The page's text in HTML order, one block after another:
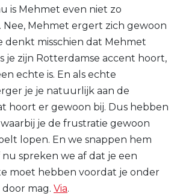
is Mehmet even niet zo
Nee, Mehmet ergert zich gewoon
denkt misschien dat Mehmet
je zijn Rotterdamse accent hoort,
echte is. En als echte
je je natuurlijk aan de
hoort er gewoon bij. Dus hebben
je de frustratie gewoon
lopen. En we snappen hem
nu spreken we af dat je een
moet hebben voordat je onder
mag. Via.